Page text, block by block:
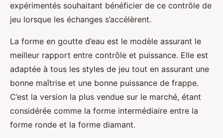
expérimentés souhaitant bénéficier de ce contrôle de
jeu lorsque les échanges s’accélèrent.
La forme en goutte d’eau est le modèle assurant le
meilleur rapport entre contrôle et puissance. Elle est
adaptée à tous les styles de jeu tout en assurant une
bonne maîtrise et une bonne puissance de frappe.
C’est la version la plus vendue sur le marché, étant
considérée comme la forme intermédiaire entre la
forme ronde et la forme diamant.